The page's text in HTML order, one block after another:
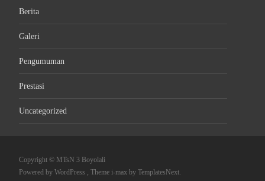
Berita
Galeri
Pengumuman
Prestasi
Uncategorized
Copyright © MTsN 3 Boyolali
Powered by WordPress , Theme i-max by TemplatesNext.